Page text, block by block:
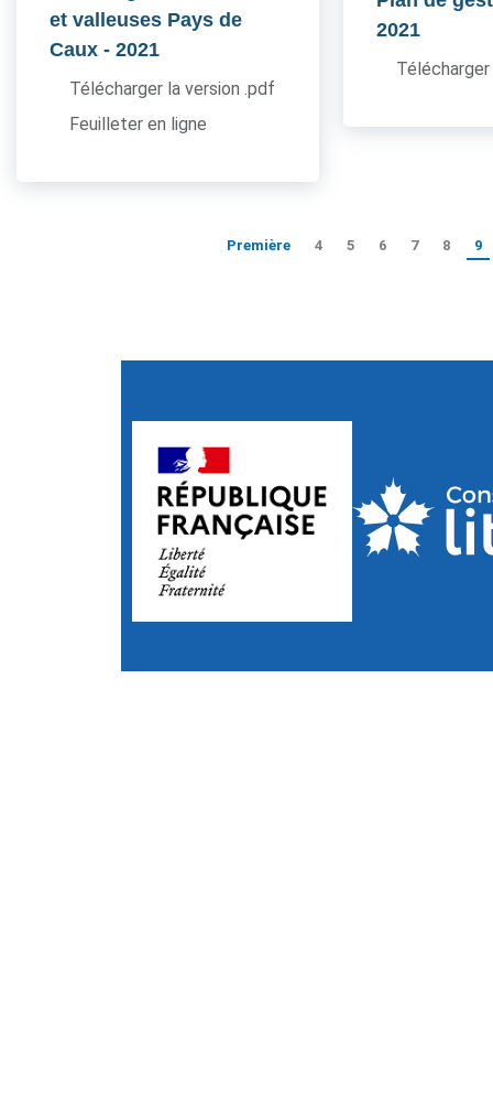
et valleuses Pays de
Caux - 2021
Télécharger la version .pdf
Feuilleter en ligne
2021
Première 4 5 6 7 8 9